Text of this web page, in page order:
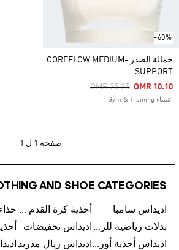
-60%
حمالة الصدر COREFLOW MEDIUM-
SUPPORT
Price Reduced From
OMR 25.25ToOMR 10.10
النساء Gym & Training
صفحة 1 ل 1
AND SHOE CATEGORIES
اديداس سامبا أحذية كرة القدم للرجال
بدلات رياضية للرجال اديداس تخفيضات
اديداس أحذية أورجينالز اديداس ريال مدريد